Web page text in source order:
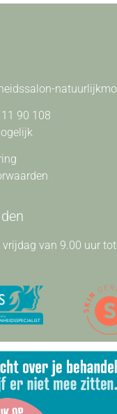
90 108
van 9.00 uur